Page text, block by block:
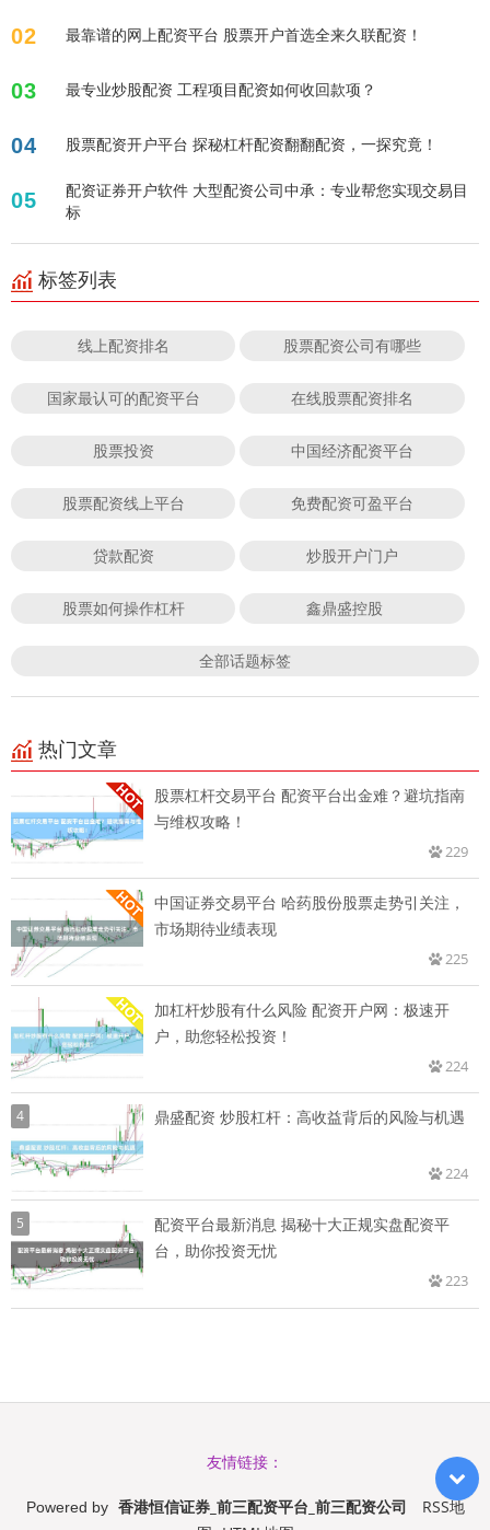
02 最靠谱的网上配资平台 股票开户首选全来久联配资！
03 最专业炒股配资 工程项目配资如何收回款项？
04 股票配资开户平台 探秘杠杆配资翻翻配资，一探究竟！
05
配资证券开户软件 大型配资公司中承：专业帮您实现交易目
标
标签列表
线上配资排名 股票配资公司有哪些
国家最认可的配资平台 在线股票配资排名
股票投资 中国经济配资平台
股票配资线上平台 免费配资可盈平台
贷款配资 炒股开户门户
股票如何操作杠杆 鑫鼎盛控股
全部话题标签
热门文章
股票杠杆交易平台 配资平台出金难？避坑指南
与维权攻略！
229
中国证券交易平台 哈药股份股票走势引关注，
市场期待业绩表现
225
加杠杆炒股有什么风险 配资开户网：极速开
户，助您轻松投资！
224
4 鼎盛配资 炒股杠杆：高收益背后的风险与机遇
224
5
配资平台最新消息 揭秘十大正规实盘配资平
台，助你投资无忧
223
友情链接：
Powered by 香港恒信证券_前三配资平台_前三配资公司
RSS地